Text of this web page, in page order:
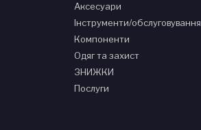
Аксесуари
Інструменти/обслуговування
Компоненти
Одяг та захист
ЗНИЖКИ
Послуги